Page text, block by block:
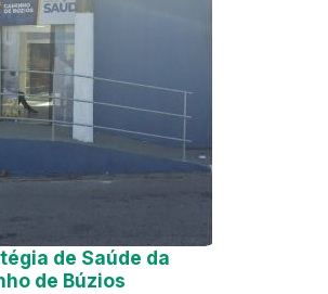
de Saúde da
de Búzios